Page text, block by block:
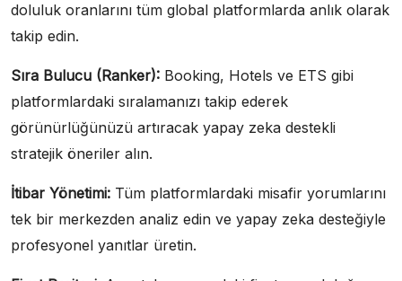
doluluk oranlarını tüm global platformlarda anlık olarak
takip edin.
Sıra Bulucu (Ranker): Booking, Hotels ve ETS gibi
platformlardaki sıralamanızı takip ederek
görünürlüğünüzü artıracak yapay zeka destekli
stratejik öneriler alın.
İtibar Yönetimi: Tüm platformlardaki misafir yorumlarını
tek bir merkezden analiz edin ve yapay zeka desteğiyle
profesyonel yanıtlar üretin.